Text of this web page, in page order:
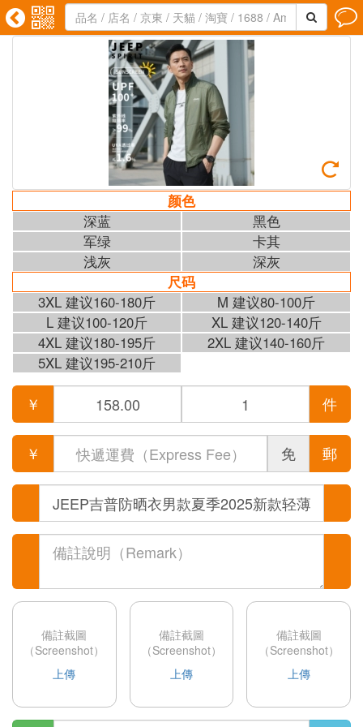
   

颜色
深蓝
黑色
军绿
卡其
浅灰
深灰
尺码
3XL 建议160-180斤
M 建议80-100斤
L 建议100-120斤
XL 建议120-140斤
4XL 建议180-195斤
2XL 建议140-160斤
5XL 建议195-210斤
￥ 件
￥ 免 郵
備註截圖
（Screenshot）
上傳
備註截圖
（Screenshot）
上傳
備註截圖
（Screenshot）
上傳